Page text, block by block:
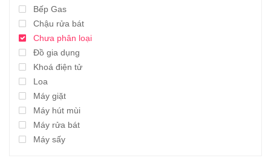
Bếp Gas
Chậu rửa bát
Chưa phân loại
Đồ gia dụng
Khoá điện tử
Loa
Máy giặt
Máy hút mùi
Máy rửa bát
Máy sấy